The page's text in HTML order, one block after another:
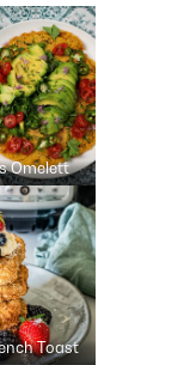
Omelett
Toast